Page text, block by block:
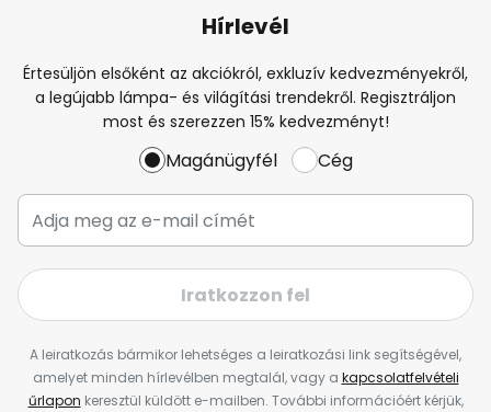
Hírlevél
Értesüljön elsőként az akciókról, exkluzív kedvezményekről,
a legújabb lámpa- és világítási trendekről. Regisztráljon
most és szerezzen 15% kedvezményt!
Magánügyfél Cég
Iratkozzon fel
A leiratkozás bármikor lehetséges a leiratkozási link segítségével,
amelyet minden hírlevélben megtalál, vagy a kapcsolatfelvételi
űrlapon keresztül küldött e-mailben. További információért kérjük,